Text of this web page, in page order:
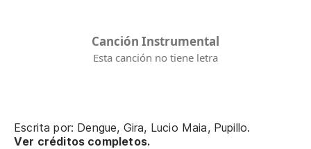
Canción Instrumental
Esta canción no tiene letra
Escrita por: Dengue, Gira, Lucio Maia, Pupillo.
Ver créditos completos.